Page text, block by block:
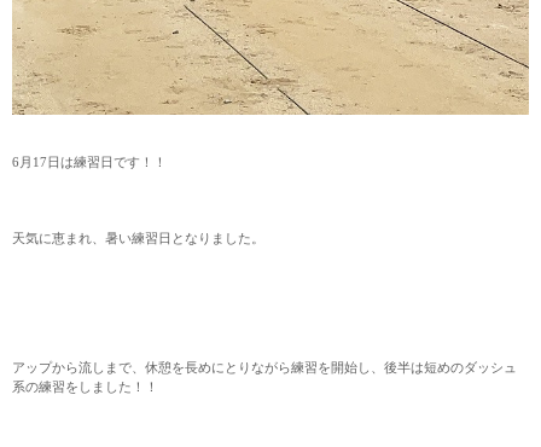
6月17日は練習日です！！
天気に恵まれ、暑い練習日となりました。
アップから流しまで、休憩を長めにとりながら練習を開始し、後半は短めのダッシュ
系の練習をしました！！